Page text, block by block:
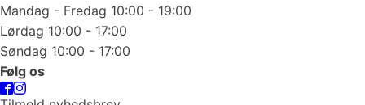
Mandag - Fredag 10:00 - 19:00
Lørdag 10:00 - 17:00
Søndag 10:00 - 17:00
Følg os